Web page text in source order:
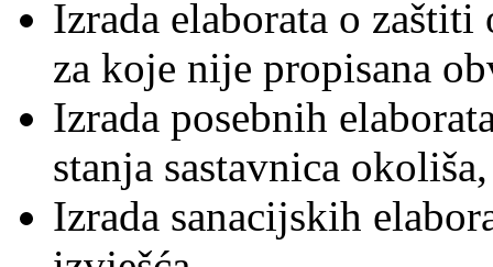
Izrada elaborata o
za koje nije propisana
Izrada posebnih
stanja sastavnica okoliša,
Izrada sanacijskih